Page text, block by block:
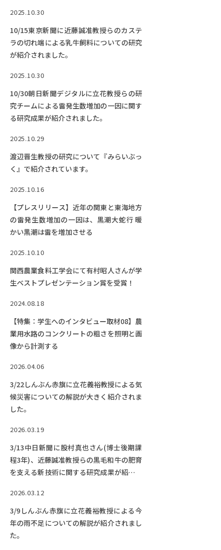
2025.10.30
10/15東京新聞に近藤誠准教授らのカステ
ラの切れ端による乳牛飼料についての研究
が紹介されました。
2025.10.30
10/30朝日新聞デジタルに立花教授らの研
究チームによる雷発生数増加の一因に関す
る研究成果が紹介されました。
2025.10.29
渡辺晋生教授の研究について『みらいぶっ
く』で紹介されています。
2025.10.16
【プレスリリース】近年の関東と東海地方
の雷発生数増加の一因は、黒潮大蛇行 暖
かい黒潮は雷を増加させる
2025.10.10
関西農業食料工学会にて有村昭人さんが学
生ベストプレゼンテーション賞を受賞！
2024.08.18
【特集：学生へのインタビュー取材08】農
業用水路のコンクリートの粗さを照明と画
像から計測する
2026.04.06
3/22しんぶん赤旗に立花義裕教授による気
候災害についての解説が大きく紹介されま
した。
2026.03.19
3/13中日新聞に股村真也さん(博士後期課
程3年)、近藤誠准教授らの黒毛和牛の肥育
を支える新技術に関する研究成果が紹介さ
2026.03.12
3/9しんぶん赤旗に立花義裕教授による今
年の雨不足についての解説が紹介されまし
た。